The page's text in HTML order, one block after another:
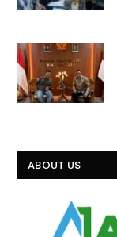
ABOUT US